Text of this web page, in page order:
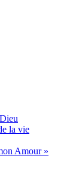
la vie
Amour »